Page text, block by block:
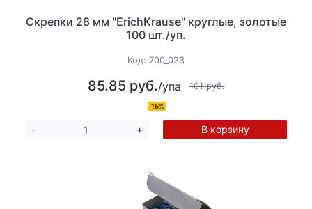
Скрепки 28 мм "ErichKrause" круглые, золотые
100 шт./уп.
Код: 700_023
85.85 руб./упа 101 руб.
15%
- + В корзину